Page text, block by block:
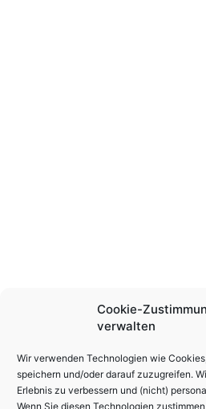
Cookie-
verwalten
Wir verwenden Technologien wie
speichern und/oder darauf zuzugreifen.
Erlebnis zu verbessern und (nicht)
Wenn Sie diesen Technologien